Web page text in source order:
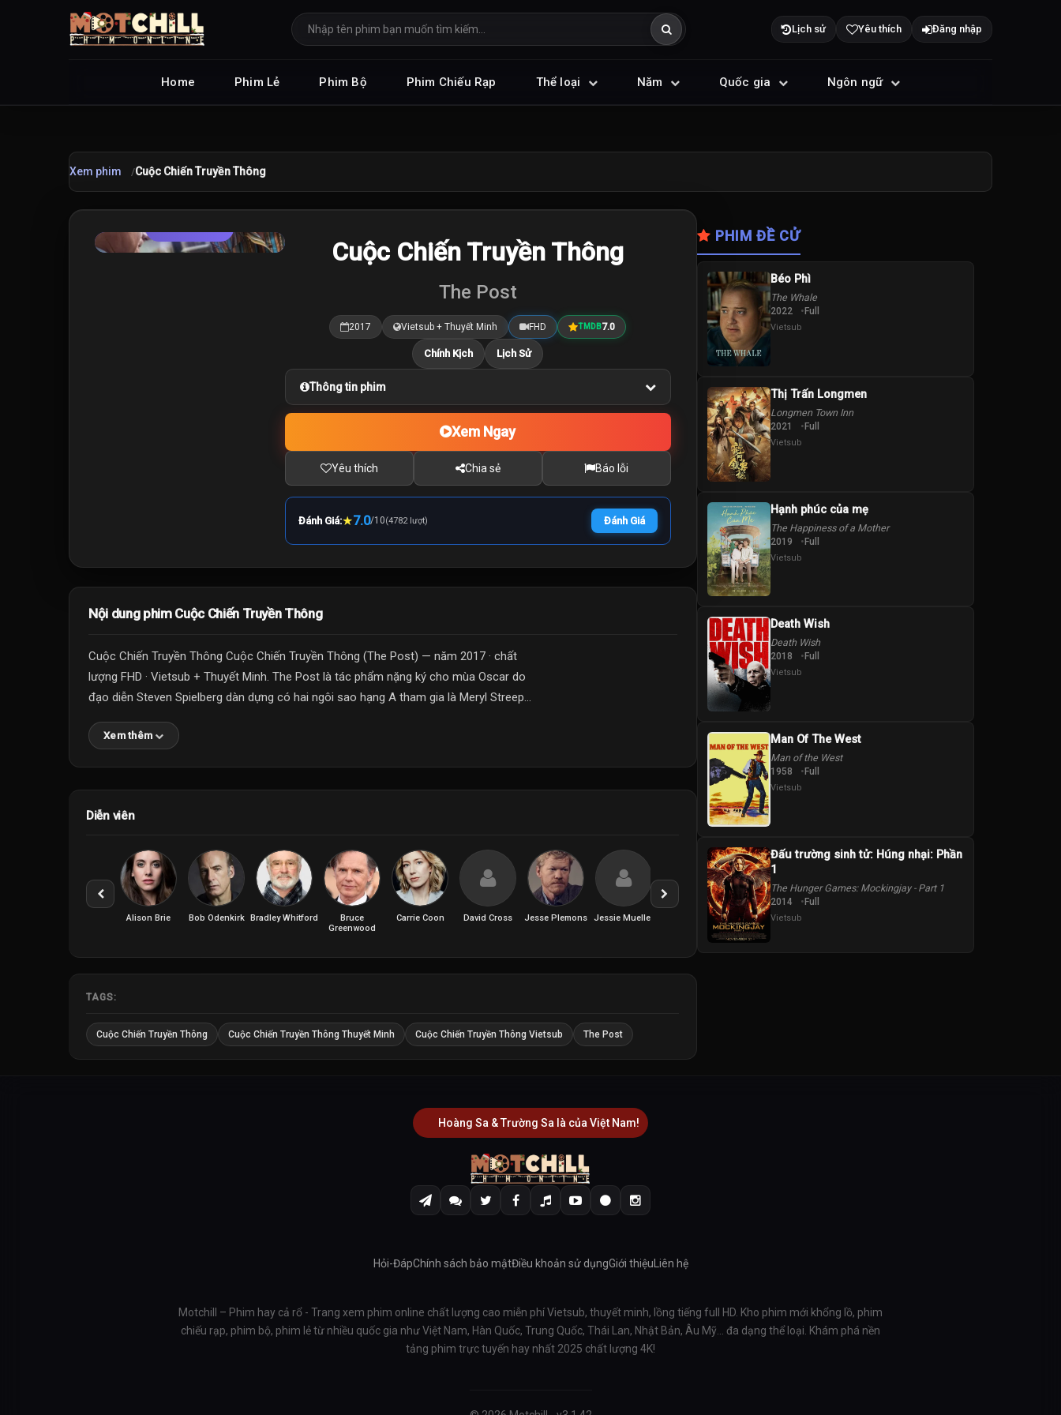
Lịch sử Yêu thích Đăng nhập
Home Phim Lẻ Phim Bộ Phim Chiếu Rạp Thể loại Năm Quốc gia Ngôn ngữ
Xem phim Cuộc Chiến Truyền Thông
/10 Cuộc Chiến Truyền Thông
The Post
2017 Vietsub + Thuyết Minh FHD TMDB7.0
Chính Kịch Lịch Sử
Thông tin phim
Xem Ngay
Yêu thích Chia sẻ Báo lỗi
Đánh Giá:★7.0/10(4782 lượt) Đánh Giá
Nội dung phim Cuộc Chiến Truyền Thông
Cuộc Chiến Truyền Thông Cuộc Chiến Truyền Thông (The Post) — năm 2017 · chất
lượng FHD · Vietsub + Thuyết Minh. The Post là tác phẩm nặng ký cho mùa Oscar do
đạo diễn Steven Spielberg dàn dựng có hai ngôi sao hạng A tham gia là Meryl Streep...
Xem thêm
Diễn viên
Alison Brie Bob Odenkirk Bradley Whitford
Bruce
Greenwood
Carrie Coon David Cross Jesse Plemons Jessie Mueller John Rue Matthew Rhys
TAGS:
Cuộc Chiến Truyền Thông Cuộc Chiến Truyền Thông Thuyết Minh Cuộc Chiến Truyền Thông Vietsub The Post
PHIM ĐỀ CỬ
Béo Phì
The Whale
2022 Full
Vietsub
Thị Trấn Longmen
Longmen Town Inn
2021 Full
Vietsub
Hạnh phúc của mẹ
The Happiness of a Mother
2019 Full
Vietsub
Death Wish
Death Wish
2018 Full
Vietsub
Man Of The West
Man of the West
1958 Full
Vietsub
Đấu trường sinh tử: Húng nhại: Phần
1
The Hunger Games: Mockingjay - Part 1
2014 Full
Vietsub
Hoàng Sa & Trường Sa là của Việt Nam!
Hỏi-ĐápChính sách bảo mậtĐiều khoản sử dụngGiới thiệuLiên hệ
Motchill – Phim hay cả rổ - Trang xem phim online chất lượng cao miễn phí Vietsub, thuyết minh, lồng tiếng full HD. Kho phim mới khổng lồ, phim
chiếu rạp, phim bộ, phim lẻ từ nhiều quốc gia như Việt Nam, Hàn Quốc, Trung Quốc, Thái Lan, Nhật Bản, Âu Mỹ… đa dạng thể loại. Khám phá nền
tảng phim trực tuyến hay nhất 2025 chất lượng 4K!